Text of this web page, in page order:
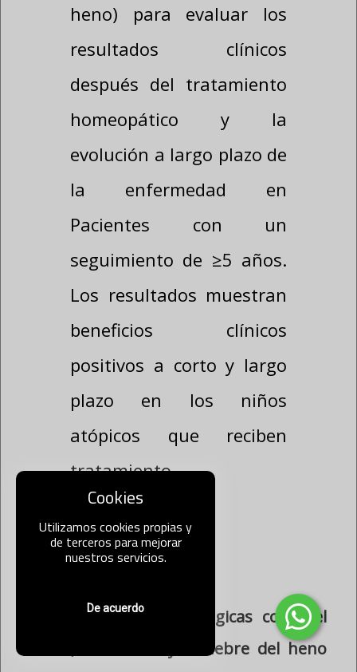
Cookies
Utilizamos cookies propias y
de terceros para mejorar
nuestros servicios.
De acuerdo
(asma, eczema y fiebre del
heno) para evaluar los
resultados clínicos
después del tratamiento
homeopático y la
evolución a largo plazo de
la enfermedad en
Pacientes con un
seguimiento de ≥5 años.
Los resultados muestran
beneficios clínicos
positivos a corto y largo
plazo en los niños
atópicos que reciben
tratamiento
homeopático.
Introducción
Las enfermedades alérgicas como el